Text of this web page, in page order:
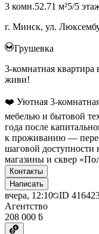
3 комн.52.71 м²5/5
г. Минск, ул.
Грушевка
3-комнатная
живи!
❤️ Уютная 3-
мебелью и бытовой
года после
к проживанию —
шаговой доступности
магазины и сквер
Контакты
Написать
вчера, 12:10 ID
Агентство
208 000 ƃ